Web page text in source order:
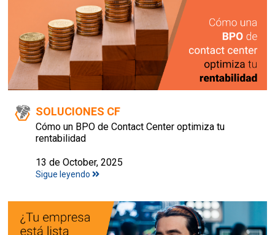
SOLUCIONES CF
Cómo un BPO de Contact Center optimiza tu
rentabilidad
13 de October, 2025
Sigue leyendo